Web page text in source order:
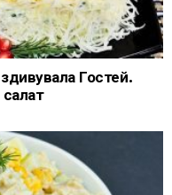
Гостей.